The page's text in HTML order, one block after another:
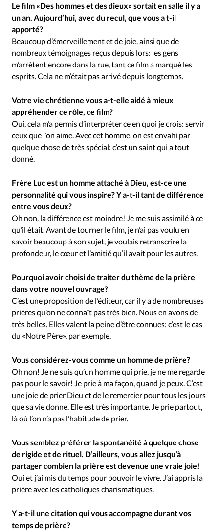
Le film «Des hommes et des dieux» sortait en salle il y a
un an. Aujourd’hui, avec du recul, que vous a t-il
apporté?
Beaucoup d’émerveillement et de joie, ainsi que de
nombreux témoignages reçus depuis lors: les gens
m’arrêtent encore dans la rue, tant ce film a marqué les
esprits. Cela ne m’était pas arrivé depuis longtemps.
Votre vie chrétienne vous a-t-elle aidé à mieux
appréhender ce rôle, ce film?
Oui, cela m’a permis d’interpréter ce en quoi je crois: servir
ceux que l’on aime. Avec cet homme, on est envahi par
quelque chose de très spécial: c’est un saint qui a tout
donné.
Frère Luc est un homme attaché à Dieu, est-ce une
personnalité qui vous inspire? Y a-t-il tant de différence
entre vous deux?
Oh non, la différence est moindre! Je me suis assimilé à ce
qu’il était. Avant de tourner le film, je n’ai pas voulu en
savoir beaucoup à son sujet, je voulais retranscrire la
profondeur, le cœur et l’amitié qu’il avait pour les autres.
Pourquoi avoir choisi de traiter du thème de la prière
dans votre nouvel ouvrage?
C’est une proposition de l’éditeur, car il y a de nombreuses
prières qu’on ne connaît pas très bien. Nous en avons de
très belles. Elles valent la peine d’être connues; c’est le cas
du «Notre Père», par exemple.
Vous considérez-vous comme un homme de prière?
Oh non! Je ne suis qu’un homme qui prie, je ne me regarde
pas pour le savoir! Je prie à ma façon, quand je peux. C’est
une joie de prier Dieu et de le remercier pour tous les jours
que sa vie donne. Elle est très importante. Je prie partout,
là où l’on n’a pas l’habitude de prier.
Vous semblez préférer la spontanéité à quelque chose
de rigide et de rituel. D’ailleurs, vous allez jusqu’à
partager combien la prière est devenue une vraie joie!
Oui et j’ai mis du temps pour pouvoir le vivre. J’ai appris la
prière avec les catholiques charismatiques.
Y a-t-il une citation qui vous accompagne durant vos
temps de prière?